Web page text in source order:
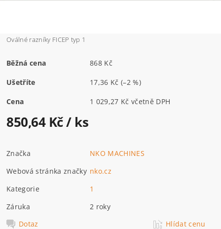
Oválné razníky FICEP typ 1
Běžná cena 868 Kč
Ušetříte 17,36 Kč (–2 %)
Cena 1 029,27 Kč včetně DPH
850,64 Kč/ ks
Značka
NKO MACHINES
Webová stránka značky nko.cz
Kategorie
1
Záruka
2 roky
Dotaz
Hlídat cenu